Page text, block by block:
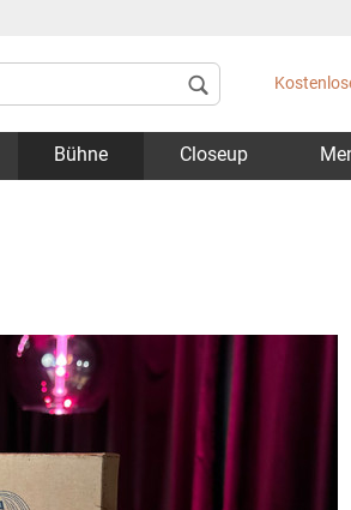
Lieferland
Bühne Closeup